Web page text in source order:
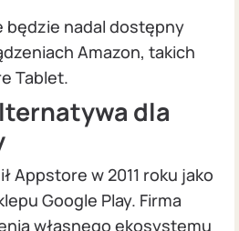
będzie nadal dostępny
Amazon, takich
Tablet.
dla
Appstore w 2011 roku jako
Google Play. Firma
własnego ekosystemu